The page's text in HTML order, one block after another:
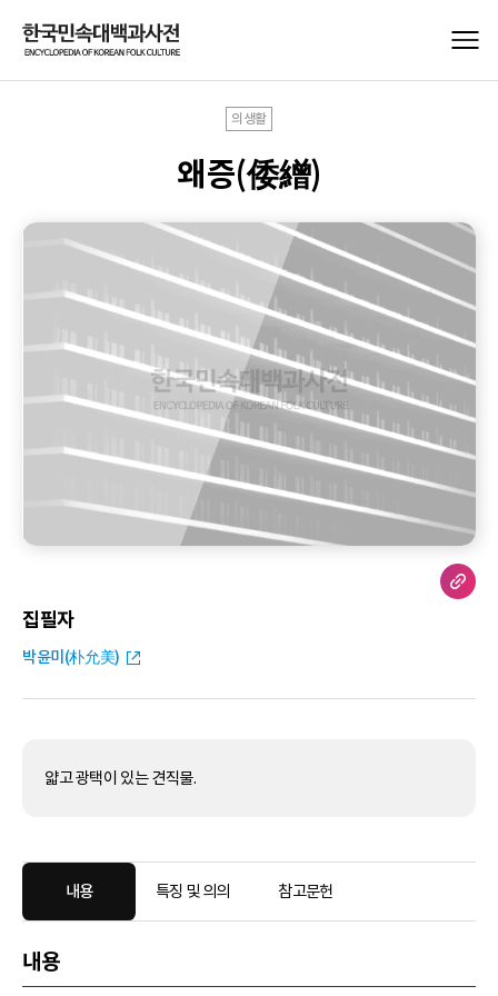
의생활
왜증(倭繒)
집필자
박윤미(朴允美)
얇고 광택이 있는 견직물.
내용 특징 및 의의 참고문헌
내용